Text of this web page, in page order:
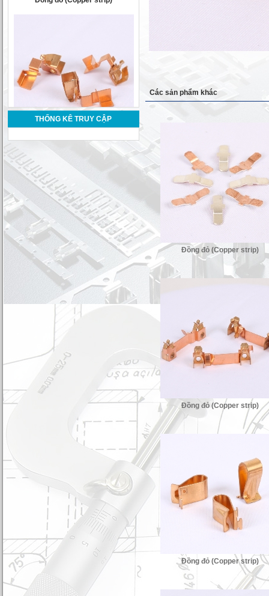
Thép nhiệt luyện
Thau(Brass Strip)
Thau(Brass Strip)
THỐNG KÊ TRUY CẬP
Các sản phẩm khác
Đồng đỏ (Copper strip)
Đồng đỏ (Copper strip)
Đồng đỏ (Copper strip)